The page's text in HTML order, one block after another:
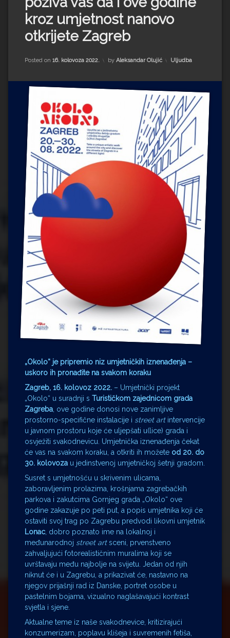
Impressum
Milenko Strižak
Drugi autori
Drugi autori
Željko Krznarić
Mario Lovreković
Miroslav Šantek
kroz umjetnost nanovo
otkrijete Zagreb
Posted on 16. kolovoza 2022. by Aleksandar Olujić Kategorije:
Uljudba
„Okolo“ je pripremio niz umjetničkih iznenađenja –
uskoro ih pronađite na svakom koraku
Zagreb, 16. kolovoz 2022. – Umjetnički projekt
„Okolo“ u suradnji s Turističkom zajednicom grada
Zagreba, ove godine donosi nove zanimljive
prostorno-specifične instalacije i street artintervencije
u javnom prostoru koje će uljepšati u(lice) grada i
osvježiti svakodnevicu. Umjetnička iznenađenja čekat
će vas na svakom koraku, a otkriti ih možete od 20. do
30. kolovoza u jedinstvenoj umjetničkoj šetnji gradom.
Susret s umjetnošću u skrivenim ulicama,
zaboravljenim prolazima, krošnjama zagrebačkih
parkova i zakutcima Gornjeg grada „Okolo“ ove
godine zakazuje po peti put, a popis umjetnika koji će
ostaviti svoj trag po Zagrebu predvodi likovni umjetnik
Lonac, dobro poznato ime na lokalnoj i
međunarodnoj street artsceni, prvenstveno
zahvaljujući fotorealističnim muralima koji se
uvrštavaju među najbolje na svijetu. Jedan od njih
niknut će i u Zagrebu, a prikazivat će, nastavno na
njegov prijašnji rad iz Danske, portret osobe u
pastelnim bojama, vizualno naglašavajući kontrast
svjetla i sjene.
Aktualne teme iz naše svakodnevice, kritizirajući
konzumerizam, poplavu klišeja i suvremenih fetiša,